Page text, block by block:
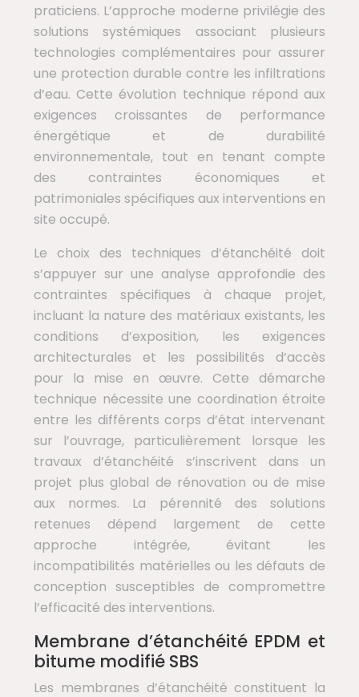
praticiens. L’approche moderne privilégie des
solutions systémiques associant plusieurs
technologies complémentaires pour assurer
une protection durable contre les infiltrations
d’eau. Cette évolution technique répond aux
exigences croissantes de performance
énergétique et de durabilité
environnementale, tout en tenant compte
des contraintes économiques et
patrimoniales spécifiques aux interventions en
site occupé.
Le choix des techniques d’étanchéité doit
s’appuyer sur une analyse approfondie des
contraintes spécifiques à chaque projet,
incluant la nature des matériaux existants, les
conditions d’exposition, les exigences
architecturales et les possibilités d’accès
pour la mise en œuvre. Cette démarche
technique nécessite une coordination étroite
entre les différents corps d’état intervenant
sur l’ouvrage, particulièrement lorsque les
travaux d’étanchéité s’inscrivent dans un
projet plus global de rénovation ou de mise
aux normes. La pérennité des solutions
retenues dépend largement de cette
approche intégrée, évitant les
incompatibilités matérielles ou les défauts de
conception susceptibles de compromettre
l’efficacité des interventions.
Membrane d’étanchéité EPDM et
bitume modifié SBS
Les membranes d’étanchéité constituent la